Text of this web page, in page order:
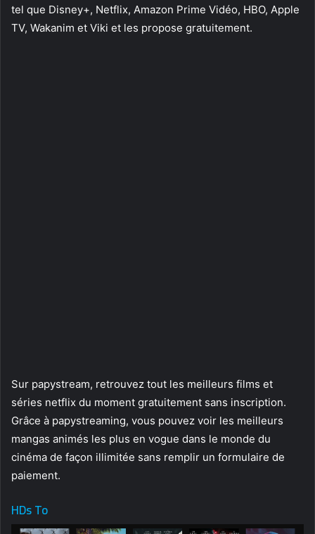
tel que Disney+, Netflix, Amazon Prime Vidéo, HBO, Apple
TV, Wakanim et Viki et les propose gratuitement.
Sur papystream, retrouvez tout les meilleurs films et
séries netflix du moment gratuitement sans inscription.
Grâce à papystreaming, vous pouvez voir les meilleurs
mangas animés les plus en vogue dans le monde du
cinéma de façon illimitée sans remplir un formulaire de
paiement.
HDs To